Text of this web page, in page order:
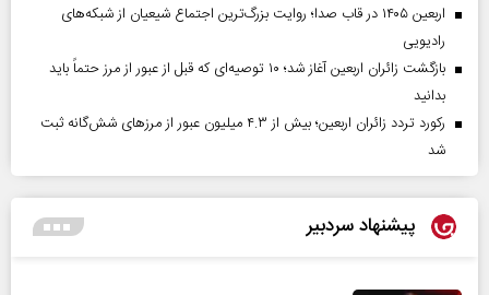
اربعین ۱۴۰۵ در قاب صدا؛ روایت بزرگ‌ترین اجتماع شیعیان از شبکه‌های
رادیویی
بازگشت زائران اربعین آغاز شد؛ ۱۰ توصیه‌ای که قبل از عبور از مرز حتماً باید
بدانید
رکورد تردد زائران اربعین؛ بیش از ۴.۳ میلیون عبور از مرزهای شش‌گانه ثبت
شد
پیشنهاد سردبیر